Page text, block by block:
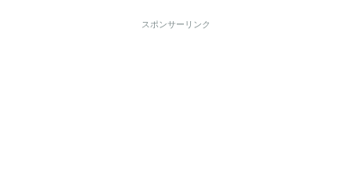
スポンサーリンク